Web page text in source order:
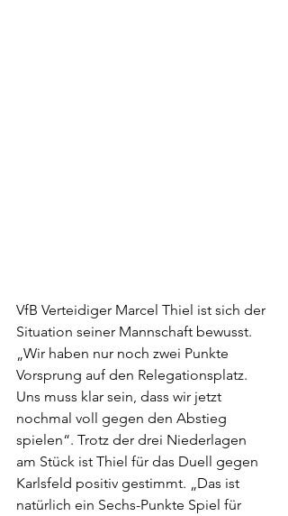
VfB Verteidiger Marcel Thiel ist sich der
Situation seiner Mannschaft bewusst.
„Wir haben nur noch zwei Punkte
Vorsprung auf den Relegationsplatz.
Uns muss klar sein, dass wir jetzt
nochmal voll gegen den Abstieg
spielen“. Trotz der drei Niederlagen
am Stück ist Thiel für das Duell gegen
Karlsfeld positiv gestimmt. „Das ist
natürlich ein Sechs-Punkte Spiel für